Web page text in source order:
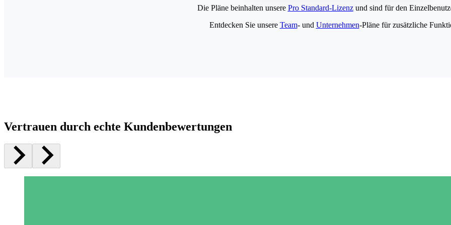
Die Pläne beinhalten unsere Pro Standard-Lizenzund sind für den
Entdecken Sie unsere Team- und Unternehmen-Pläne für zusätzliche
Vertrauen durch echte Kundenbewertungen